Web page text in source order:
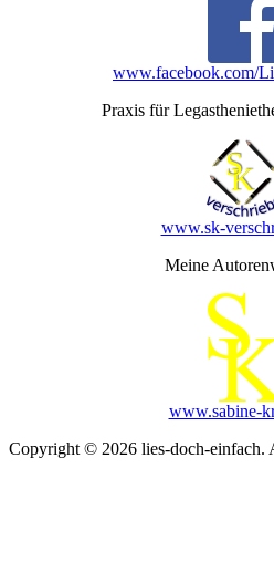
www.facebook.com/
Praxis für
www.sk-
Meine
www.sabine-
Copyright © 2026 lies-doch-einfach.